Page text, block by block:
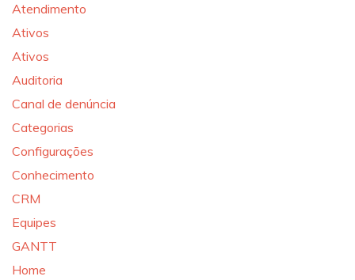
Atendimento
Ativos
Ativos
Auditoria
Canal de denúncia
Categorias
Configurações
Conhecimento
CRM
Equipes
GANTT
Home